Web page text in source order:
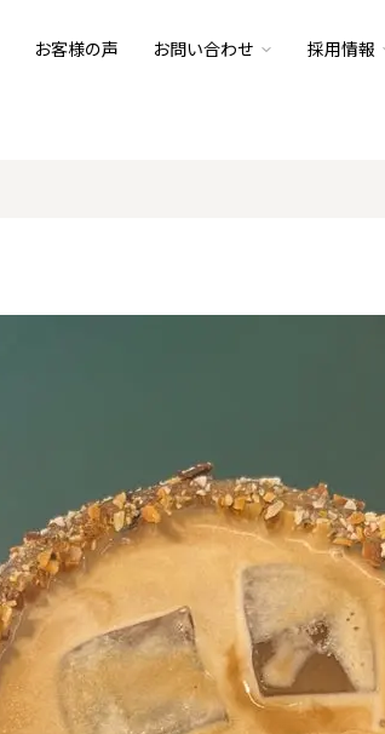
お客様の声 お問い合わせ 採用情報